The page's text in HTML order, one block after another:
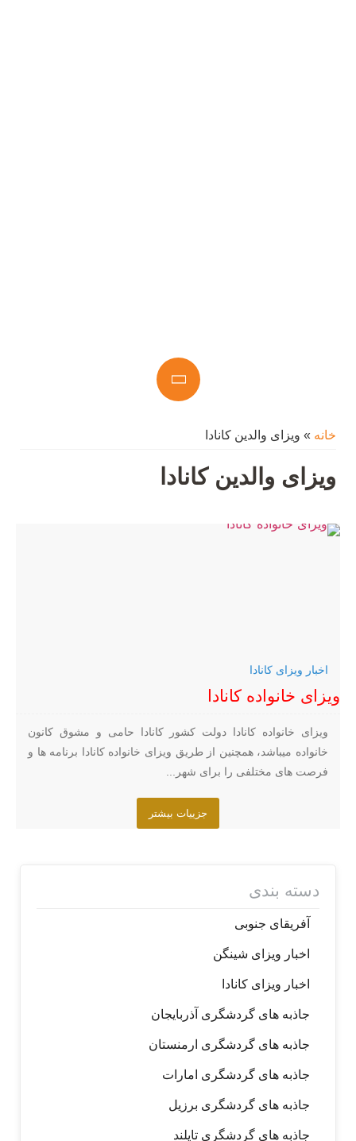
خانه» ویزای والدین کانادا
ویزای والدین کانادا
اخبار ویزای کانادا
ویزای خانواده کانادا
ویزای خانواده کانادا دولت کشور کانادا حامی و مشوق کانون
خانواده میباشد، همچنین از طریق ویزای خانواده کانادا برنامه ها و
فرصت های مختلفی را برای شهر...
جزییات بیشتر
دسته بندی
آفریقای جنوبی
اخبار ویزای شینگن
اخبار ویزای کانادا
جاذبه های گردشگری آذربایجان
جاذبه های گردشگری ارمنستان
جاذبه های گردشگری امارات
جاذبه های گردشگری برزیل
جاذبه های گردشگری تایلند